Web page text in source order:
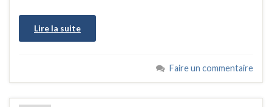
Lire la suite
Faire un commentaire